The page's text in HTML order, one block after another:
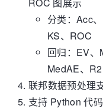
分类：Acc
KS、ROC
回归：EV、
MedAE、R2
联邦数据预处理
支持 Python 代